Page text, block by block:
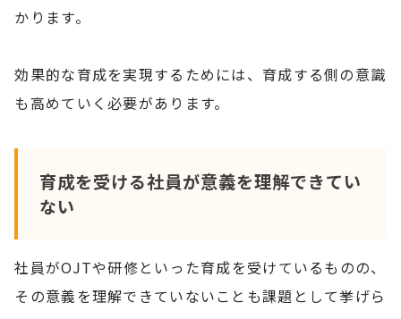
かります。
効果的な育成を実現するためには、育成する側の意識
も高めていく必要があります。
育成を受ける社員が意義を理解できてい
ない
社員がOJTや研修といった育成を受けているものの、
その意義を理解できていないことも課題として挙げら